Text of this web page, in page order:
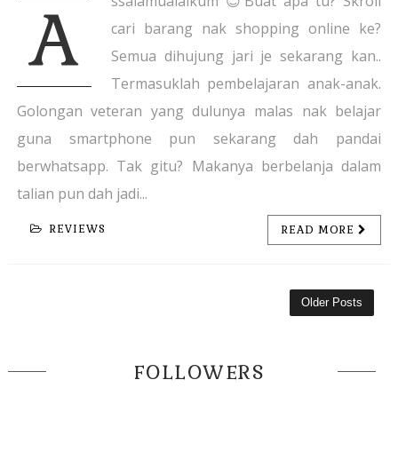
A
cari barang nak shopping online ke?
Semua dihujung jari je sekarang kan..
Termasuklah pembelajaran anak-anak.
Golongan veteran yang dulunya malas nak belajar
guna smartphone pun sekarang dah pandai
berwhatsapp. Tak gitu? Makanya berbelanja dalam
talian pun dah jadi...
REVIEWS READ MORE
Older Posts
FOLLOWERS